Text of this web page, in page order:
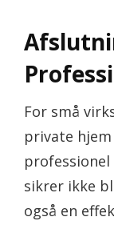
For små
private
sikrer ikke
også en